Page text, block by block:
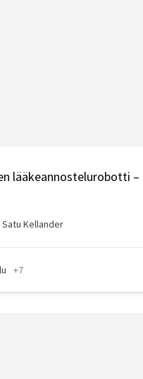
lääkeannostelurobotti –
Satu Kellander
+7